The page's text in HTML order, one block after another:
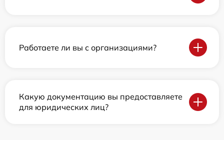
Работаете ли вы с организациями?
Какую документацию вы предоставляете
для юридических лиц?